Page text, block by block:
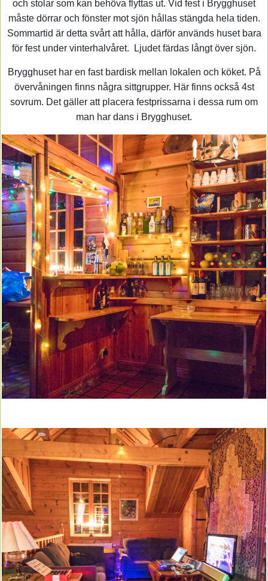
och stolar som kan behöva flyttas ut. Vid fest i Brygghuset
måste dörrar och fönster mot sjön hållas stängda hela tiden.
Sommartid är detta svårt att hålla, därför används huset bara
för fest under vinterhalvåret. Ljudet färdas långt över sjön.
Brygghuset har en fast bardisk mellan lokalen och köket. På
övervåningen finns några sittgrupper. Här finns också 4st
sovrum. Det gäller att placera festprissarna i dessa rum om
man har dans i Brygghuset.